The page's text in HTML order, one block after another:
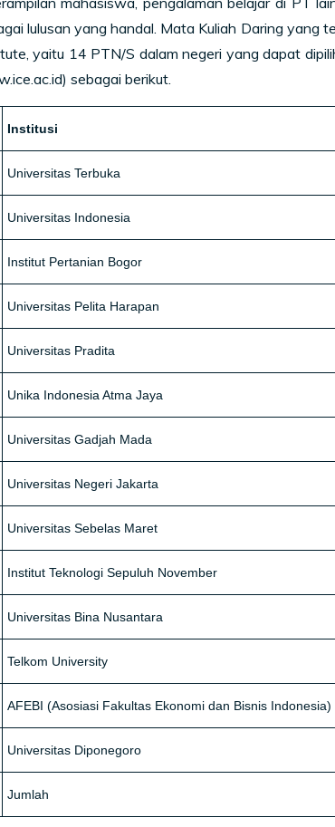
lulusan yang handal. Mata Kuliah Daring yang
yaitu 14 PTN/S dalam negeri yang dapat
sebagai berikut.
Institusi
Universitas Terbuka
Universitas Indonesia
Institut Pertanian Bogor
Universitas Pelita Harapan
Universitas Pradita
Unika Indonesia Atma Jaya
Universitas Gadjah Mada
Universitas Negeri Jakarta
Universitas Sebelas Maret
Institut Teknologi Sepuluh November
Universitas Bina Nusantara
Telkom University
AFEBI (Asosiasi Fakultas Ekonomi dan Bisnis Indonesia)
Universitas Diponegoro
Jumlah